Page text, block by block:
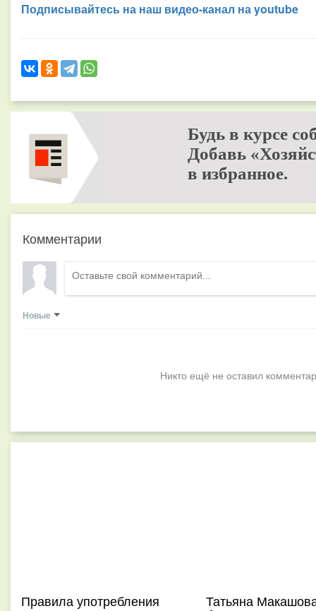
Подписывайтесь на наш видео-канал на youtube
Будь в курсе
Добавь
в избранное.
Комментарии
Новые
Никто ещё не оставил
Правила употребления Татьяна